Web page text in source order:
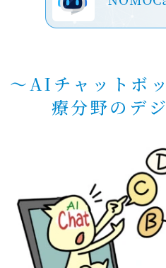
～AIチャットボ
療分野のデ